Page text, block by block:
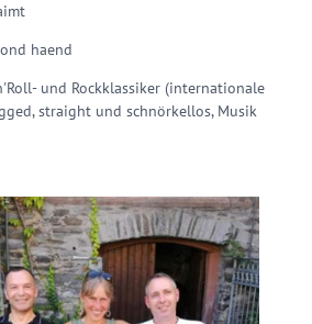
haend
und Rockklassiker (internationale
straight und schnörkellos, Musik